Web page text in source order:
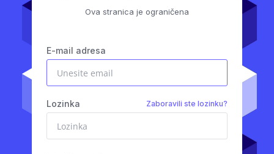
Ova stranica je ograničena
E-mail adresa
Lozinka Zaboravili ste lozinku?